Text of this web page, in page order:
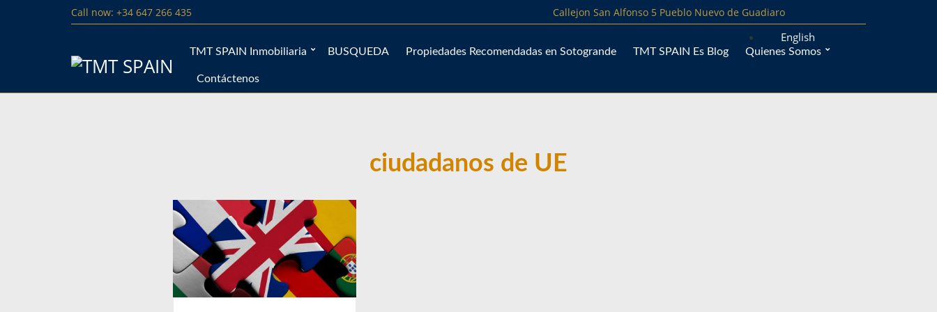
Call now: +34 647 266 435 Callejon San Alfonso 5 Pueblo Nuevo de Guadiaro
English
TMT SPAIN Inmobiliaria BUSQUEDA Propiedades Recomendadas en Sotogrande TMT SPAIN Es Blog Quienes Somos
Contáctenos
ciudadanos de UE